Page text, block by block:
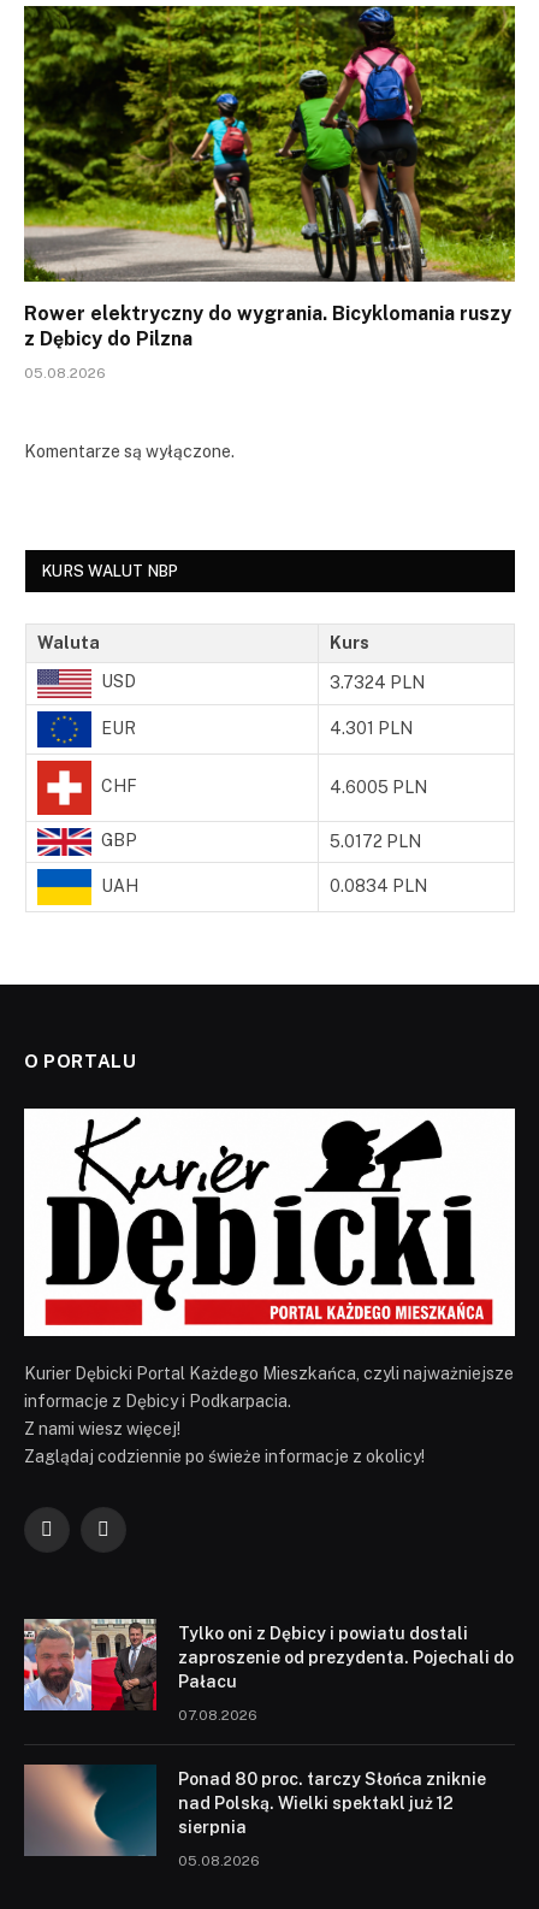
Rower elektryczny do wygrania. Bicyklomania ruszy
z Dębicy do Pilzna
05.08.2026
Komentarze są wyłączone.
KURS WALUT NBP
Waluta Kurs
USD 3.7324 PLN
EUR 4.301 PLN
CHF 4.6005 PLN
GBP 5.0172 PLN
UAH 0.0834 PLN
O PORTALU
Kurier Dębicki Portal Każdego Mieszkańca, czyli najważniejsze
informacje z Dębicy i Podkarpacia.
Z nami wiesz więcej!
Zaglądaj codziennie po świeże informacje z okolicy!
FacebookYouTube
Tylko oni z Dębicy i powiatu dostali
zaproszenie od prezydenta. Pojechali do
Pałacu
07.08.2026
Ponad 80 proc. tarczy Słońca zniknie
nad Polską. Wielki spektakl już 12
sierpnia
05.08.2026